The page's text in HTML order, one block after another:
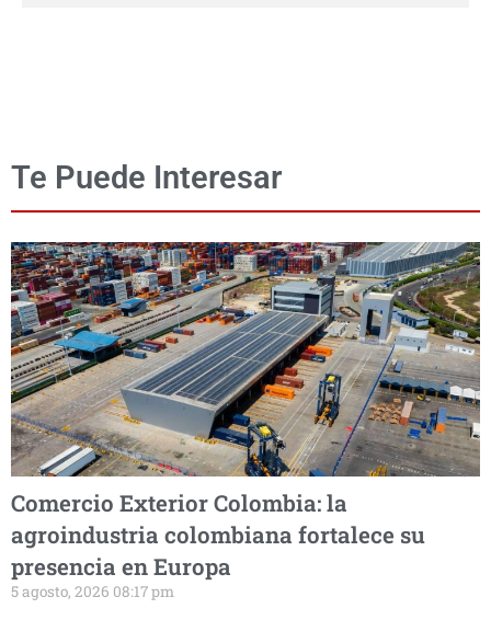
Te Puede Interesar
Comercio Exterior Colombia: la
agroindustria colombiana fortalece su
presencia en Europa
5 agosto, 2026 08:17 pm